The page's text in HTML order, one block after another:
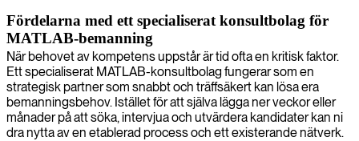
Fördelarna med ett specialiserat konsultbolag för
MATLAB-bemanning
När behovet av kompetens uppstår är tid ofta en kritisk faktor.
Ett specialiserat MATLAB-konsultbolag fungerar som en
strategisk partner som snabbt och träffsäkert kan lösa era
bemanningsbehov. Istället för att själva lägga ner veckor eller
månader på att söka, intervjua och utvärdera kandidater kan ni
dra nytta av en etablerad process och ett existerande nätverk.